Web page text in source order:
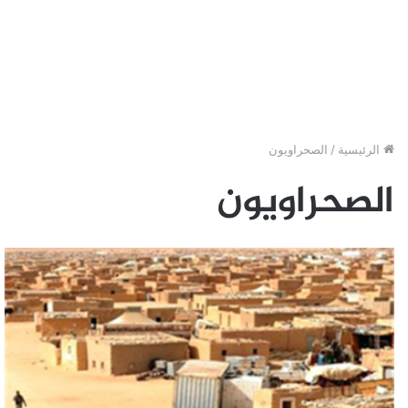
الرئيسية / الصحراويون
الصحراويون